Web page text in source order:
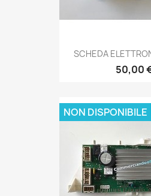
SCHEDA
50,00
NON DISPONIBILE